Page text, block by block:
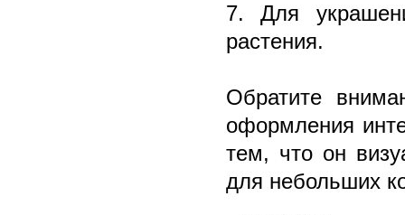
7. Для
растения.
Обратите
оформления
тем, что он
для небольших